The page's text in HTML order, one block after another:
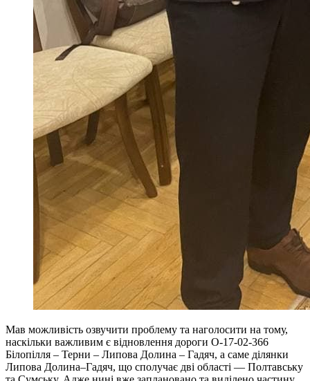
Мав можливість озвучити проблему та наголосити на тому,
наскільки важливим є відновлення дороги О-17-02-366
Білопілля – Терни – Липова Долина – Гадяч, а саме ділянки
Липова Долина–Гадяч, що сполучає дві області — Полтавську